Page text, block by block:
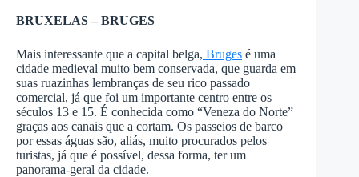
BRUXELAS – BRUGES
Mais interessante que a capital belga, Bruges é uma
cidade medieval muito bem conservada, que guarda em
suas ruazinhas lembranças de seu rico passado
comercial, já que foi um importante centro entre os
séculos 13 e 15. É conhecida como “Veneza do Norte”
graças aos canais que a cortam. Os passeios de barco
por essas águas são, aliás, muito procurados pelos
turistas, já que é possível, dessa forma, ter um
panorama-geral da cidade.